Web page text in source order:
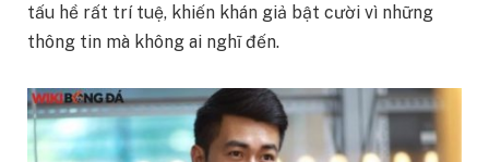
tấu hề rất trí tuệ, khiến khán giả bật cười vì những
thông tin mà không ai nghĩ đến.